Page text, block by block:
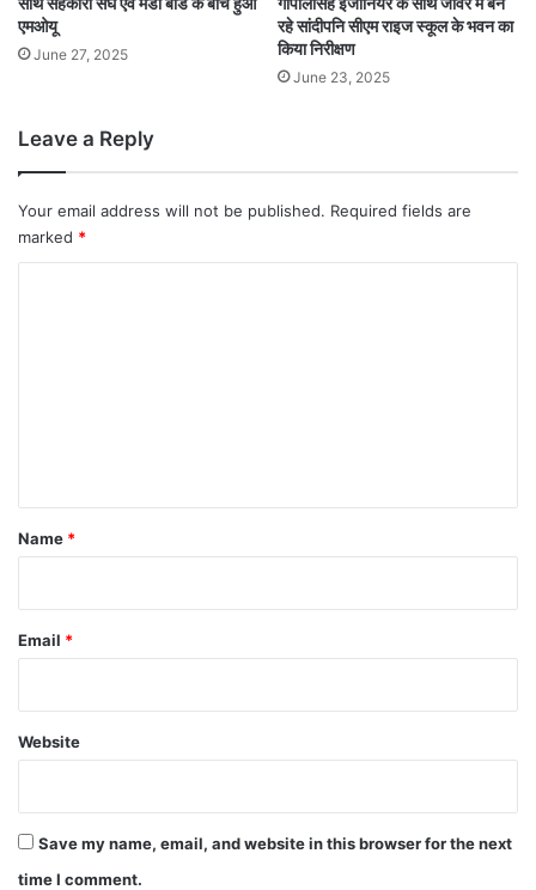
एमओयू
June 27, 2025
रहे सांदीपनि सीएम राइज स्कूल के भवन का
किया निरीक्षण
June 23, 2025
Leave a Reply
Your email address will not be published. Required fields are
marked *
*
Name *
Email *
Website
Save my name, email, and website in this browser for the next
time I comment.